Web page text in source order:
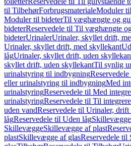
til TilbehørForbrugsmaterialeModuler
Moduler til bideterTil væghængte og
bideterReservedele til Til væghængte
bideterUrinalerUrinaler, skyllet drift,
Urinaler, skyllet drift, med skyllekant
lågUrinaler, skyllet drift, uden
skyllet drift, uden skyllekantTil synlig
urinalstyring til indbygning
eller urinalstyring til indbygningMed
urinalstyringReservedele til Med
urinalstyringReservedele til Til
uden vandReservedele til Urinaler, drift
lågReservedele til Uden lågSkillevægge
SkillevæggeSkillevægge af plast
plastSkillevægge af glasReservedele